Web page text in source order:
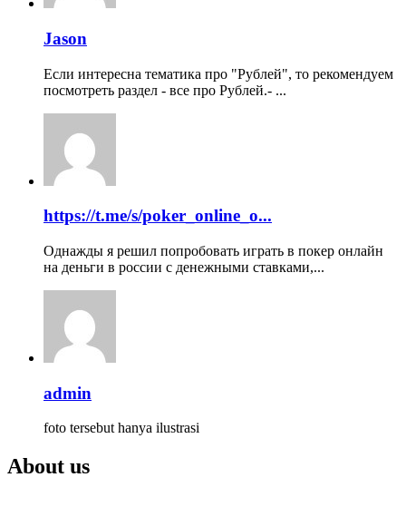
Jason
Если интересна тематика про "Рублей", то рекомендуем
посмотреть раздел - все про Рублей.- ...
https://t.me/s/poker_online_o...
Однажды я решил попробовать играть в покер онлайн
на деньги в россии с денежными ставками,...
admin
foto tersebut hanya ilustrasi
About us